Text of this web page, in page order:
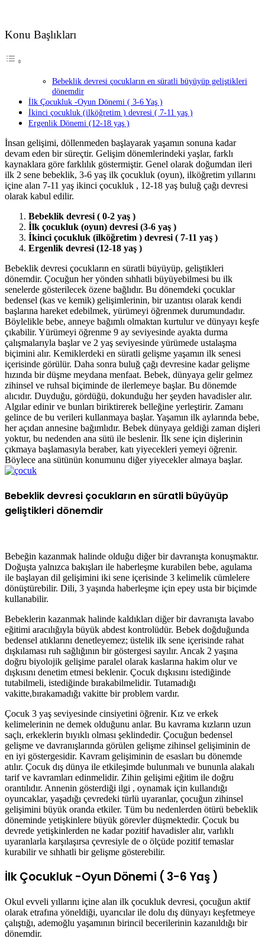
Konu Başlıkları
Bebeklik devresi çocukların en süratli büyüyüp geliştikleri
dönemdir
İlk Çocukluk -Oyun Dönemi ( 3-6 Yaş )
İkinci çocukluk (ilköğretim ) devresi ( 7-11 yaş )
Ergenlik Dönemi (12-18 yaş )
İnsan gelişimi, döllenmeden başlayarak yaşamın sonuna kadar
devam eden bir süreçtir. Gelişim dönemlerindeki yaşlar, farklı
kaynaklara göre farklılık göstermiştir. Genel olarak doğumdan ileri
ilk 2 sene bebeklik, 3-6 yaş ilk çocukluk (oyun), ilköğretim yıllarını
içine alan 7-11 yaş ikinci çocukluk , 12-18 yaş buluğ çağı devresi
olarak kabul edilir.
Bebeklik devresi ( 0-2 yaş )
İlk çocukluk (oyun) devresi (3-6 yaş )
İkinci çocukluk (ilköğretim ) devresi ( 7-11 yaş )
Ergenlik devresi (12-18 yaş )
Bebeklik devresi çocukların en süratli büyüyüp, geliştikleri
dönemdir. Çocuğun her yönden sıhhatli büyüyebilmesi bu ilk
senelerde gösterilecek özene bağlıdır. Bu dönemdeki çocuklar
bedensel (kas ve kemik) gelişimlerinin, bir uzantısı olarak kendi
başlarına hareket edebilmek, yürümeyi öğrenmek durumundadır.
Böylelikle bebe, anneye bağımlı olmaktan kurtulur ve dünyayı keşfe
çıkabilir. Yürümeyi öğrenme 9 ay seviyesinde ayakta durma
çalışmalarıyla başlar ve 2 yaş seviyesinde yürümede ustalaşma
biçimini alır. Kemiklerdeki en süratli gelişme yaşamın ilk senesi
içerisinde görülür. Daha sonra buluğ çağı devresine kadar gelişme
hızında bir düşme meydana menfaat. Bebek, dünyaya gelir gelmez
zihinsel ve ruhsal biçiminde de ilerlemeye başlar. Bu dönemde
alıcıdır. Duyduğu, gördüğü, dokunduğu her şeyden havadisler alır.
Algılar edinir ve bunları biriktirerek belleğine yerleştirir. Zamanı
gelince de bu verileri kullanmaya başlar. Yaşamın ilk aylarında bebe,
her açıdan annesine bağımlıdır. Bebek dünyaya geldiği zaman dişleri
yoktur, bu nedenden ana sütü ile beslenir. İlk sene için dişlerinin
çıkmaya başlamasıyla beraber, katı yiyecekleri yemeyi öğrenir.
Böylece ana sütünün konumunu diğer yiyecekler almaya başlar.
Bebeklik devresi çocukların en süratli büyüyüp
geliştikleri dönemdir
Bebeğin kazanmak halinde olduğu diğer bir davranışta konuşmaktır.
Doğuşta yalnızca bakışları ile haberleşme kurabilen bebe, agulama
ile başlayan dil gelişimini iki sene içerisinde 3 kelimelik cümlelere
dönüştürebilir. Dili, 3 yaşında haberleşme için epey usta bir biçimde
kullanabilir.
Bebeklerin kazanmak halinde kaldıkları diğer bir davranışta lavabo
eğitimi aracılığıyla büyük abdest kontrolüdür. Bebek doğduğunda
bedensel atıklarını denetleyemez; üstelik ilk sene içerisinde rahat
dışkılaması ruh sağlığının bir göstergesi sayılır. Ancak 2 yaşına
doğru biyolojik gelişime paralel olarak kaslarına hakim olur ve
dışkısını denetim etmesi beklenir. Çocuk dışkısını istediğinde
tutabilmeli, istediğinde bırakabilmelidir. Tutamadığı
vakitte,bırakamadığı vakitte bir problem vardır.
Çocuk 3 yaş seviyesinde cinsiyetini öğrenir. Kız ve erkek
kelimelerinin ne demek olduğunu anlar. Bu kavrama kızların uzun
saçlı, erkeklerin bıyıklı olması şeklindedir. Çocuğun bedensel
gelişme ve davranışlarında görülen gelişme zihinsel gelişiminin de
en iyi göstergesidir. Kavram gelişiminin de esasları bu dönemde
atılır. Çocuk dış dünya ile etkileşimde bulunmalı ve bununla alakalı
tarif ve kavramları edinmelidir. Zihin gelişimi eğitim ile doğru
orantılıdır. Annenin gösterdiği ilgi , oynamak için kullandığı
oyuncaklar, yaşadığı çevredeki türlü uyaranlar, çocuğun zihinsel
gelişimini büyük oranda etkiler. Tüm bu nedenlerden ötürü bebeklik
döneminde yetişkinlere büyük görevler düşmektedir. Çocuk bu
devrede yetişkinlerden ne kadar pozitif havadisler alır, varlıklı
uyaranlarla karşılaşırsa çevresiyle de o ölçüde pozitif temaslar
kurabilir ve sıhhatli bir gelişme gösterebilir.
İlk Çocukluk -Oyun Dönemi ( 3-6 Yaş )
Okul evveli yıllarını içine alan ilk çocukluk devresi, çocuğun aktif
olarak etrafına yöneldiği, uyarıcılar ile dolu dış dünyayı keşfetmeye
çalıştığı, ademoğlu yaşamının birincil becerilerinin kazanıldığı bir
dönemdir.